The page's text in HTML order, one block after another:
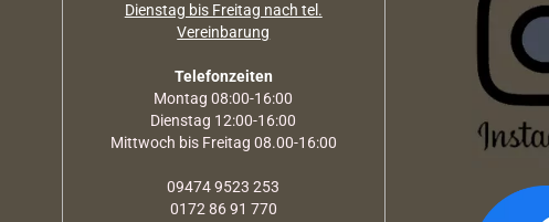
Dienstag bis Freitag nach tel.
Vereinbarung
Telefonzeiten
Montag 08:00-16:00
Dienstag 12:00-16:00
Mittwoch bis Freitag 08.00-16:00
09474 9523 253
0172 86 91 770